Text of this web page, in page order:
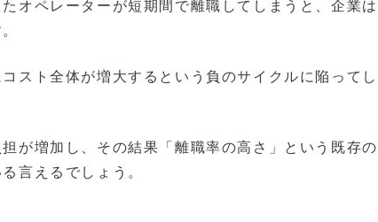
オペレーターが短期間で離職してしまうと、企業
スト全体が増大するという負のサイクルに陥って
が増加し、その結果「離職率の高さ」という既存
言えるでしょう。